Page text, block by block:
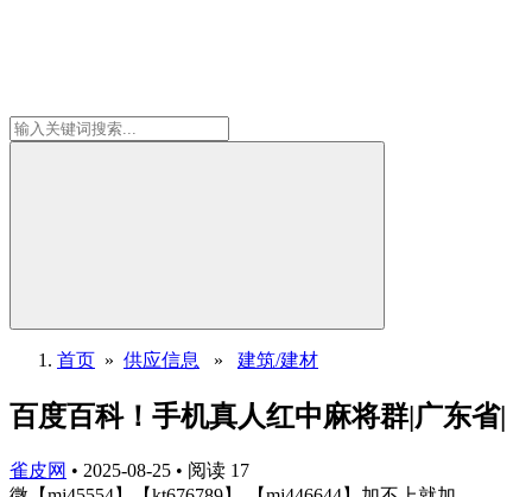
首页 » 供应信息 » 建筑/建材
百度百科！手机真人红中麻将群|广东省|
雀皮网 • 2025-08-25 • 阅读 17